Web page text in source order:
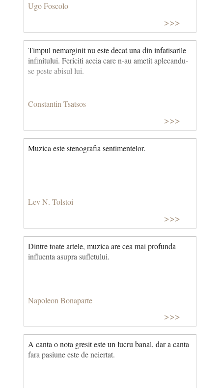
Ugo Foscolo
>>>
Timpul nemarginit nu este decat una din infatisarile
infinitului. Fericiti aceia care n-au ametit aplecandu-
se peste abisul lui.
Constantin Tsatsos
>>>
Muzica este stenografia sentimentelor.
Lev N. Tolstoi
>>>
Dintre toate artele, muzica are cea mai profunda
influenta asupra sufletului.
Napoleon Bonaparte
>>>
A canta o nota gresit este un lucru banal, dar a canta
fara pasiune este de neiertat.